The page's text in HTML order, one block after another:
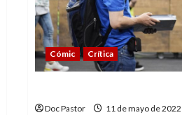
Cómic Crítica
Doc Pastor 11 de mayo de 2022